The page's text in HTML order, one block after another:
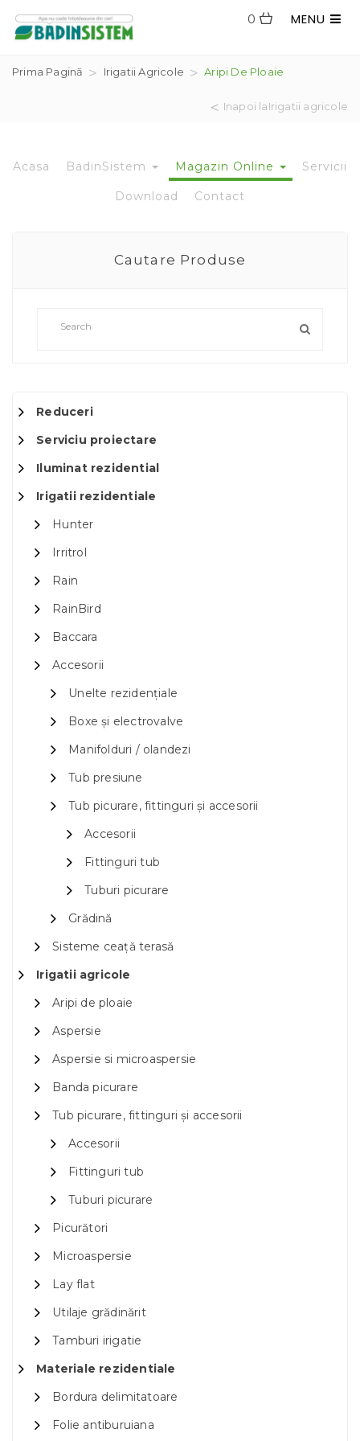
MENU
0
Prima Pagină Irigatii Agricole Aripi De Ploaie
Inapoi laIrigatii agricole
Acasa BadinSistem Magazin Online Servicii
Download Contact
Cautare Produse
Reduceri
Serviciu proiectare
Iluminat rezidential
Irigatii rezidentiale
Hunter
Irritrol
Rain
RainBird
Baccara
Accesorii
Unelte rezidențiale
Boxe și electrovalve
Manifolduri / olandezi
Tub presiune
Tub picurare, fittinguri și accesorii
Accesorii
Fittinguri tub
Tuburi picurare
Grădină
Sisteme ceață terasă
Irigatii agricole
Aripi de ploaie
Aspersie
Aspersie si microaspersie
Banda picurare
Tub picurare, fittinguri și accesorii
Accesorii
Fittinguri tub
Tuburi picurare
Picurători
Microaspersie
Lay flat
Utilaje grădinărit
Tamburi irigatie
Materiale rezidentiale
Bordura delimitatoare
Folie antiburuiana